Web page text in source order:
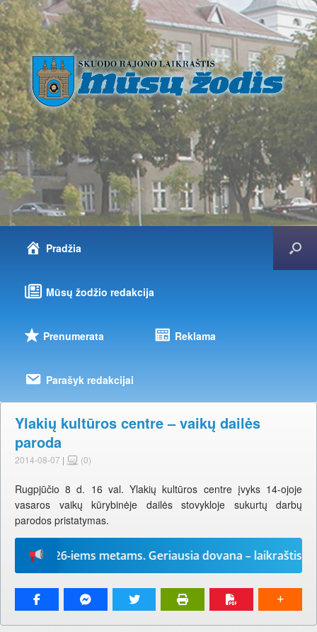
Pradžia
Mūsų žodžio redakcija
Prenumerata Reklama
Parašyk redakcijai
Ylakių kultūros centre – vaikų dailės
paroda
2014-08-07 | (0)
Rugpjūčio 8 d. 16 val. Ylakių kultūros centre įvyks 14-ojoje
vasaros vaikų kūrybinėje dailės stovykloje sukurtų darbų
parodos pristatymas.
2026-iems metams. Geriausia dovana – laikraštis!